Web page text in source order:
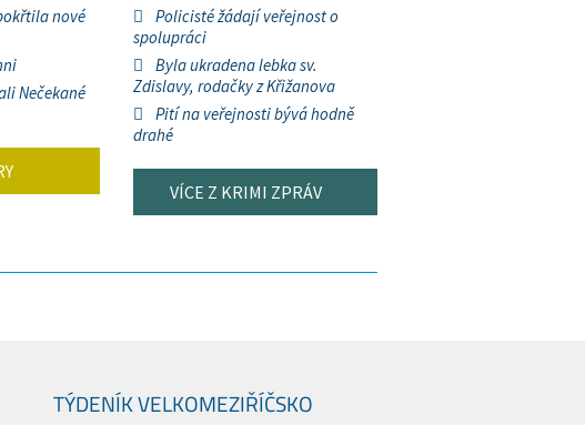
nové
Nečekané
Policisté žádají veřejnost o
spolupráci
Byla ukradena lebka sv.
Zdislavy, rodačky z Křižanova
Pití na veřejnosti bývá hodně
drahé
VÍCE Z KRIMI ZPRÁV
TÝDENÍK VELKOMEZIŘÍČSKO